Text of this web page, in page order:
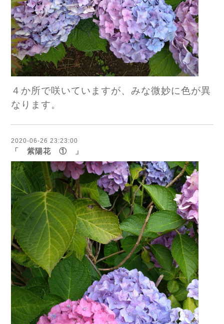
４か所で咲いていますが、みな微妙に色が異
なります。
2020-06-26 23:23:00
「 紫陽花 ① 」